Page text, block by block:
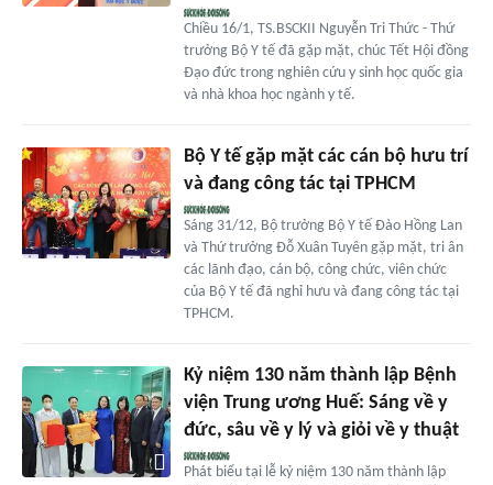
Chiều 16/1, TS.BSCKII Nguyễn Tri Thức - Thứ
trưởng Bộ Y tế đã gặp mặt, chúc Tết Hội đồng
Đạo đức trong nghiên cứu y sinh học quốc gia
và nhà khoa học ngành y tế.
Bộ Y tế gặp mặt các cán bộ hưu trí
và đang công tác tại TPHCM
Sáng 31/12, Bộ trưởng Bộ Y tế Đào Hồng Lan
và Thứ trưởng Đỗ Xuân Tuyên gặp mặt, tri ân
các lãnh đạo, cán bộ, công chức, viên chức
của Bộ Y tế đã nghỉ hưu và đang công tác tại
TPHCM.
Kỷ niệm 130 năm thành lập Bệnh
viện Trung ương Huế: Sáng về y
đức, sâu về y lý và giỏi về y thuật
Phát biểu tại lễ kỷ niệm 130 năm thành lập